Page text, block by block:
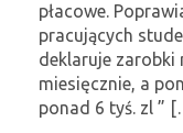
płacowe.
pracujących
deklaruje zarobki
miesięcznie, a
ponad 6 tyś. zl ”